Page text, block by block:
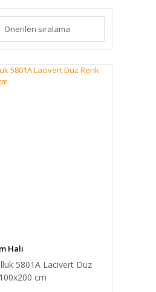
Halı
5801A Lacivert Düz
cm